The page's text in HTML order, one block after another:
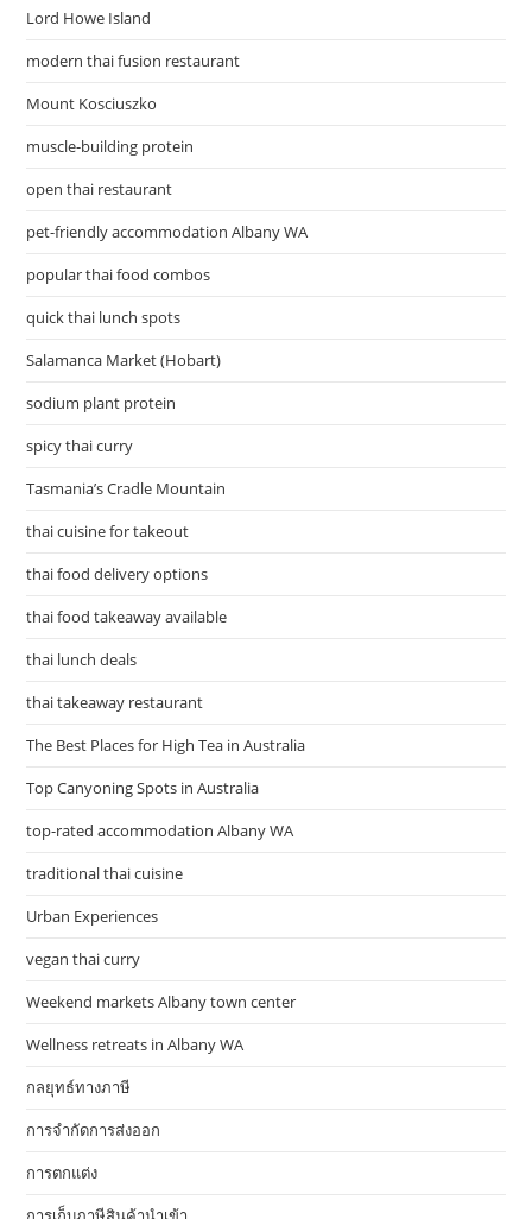
Lord Howe Island
modern thai fusion restaurant
Mount Kosciuszko
muscle-building protein
open thai restaurant
pet-friendly accommodation Albany WA
popular thai food combos
quick thai lunch spots
Salamanca Market (Hobart)
sodium plant protein
spicy thai curry
Tasmania’s Cradle Mountain
thai cuisine for takeout
thai food delivery options
thai food takeaway available
thai lunch deals
thai takeaway restaurant
The Best Places for High Tea in Australia
Top Canyoning Spots in Australia
top-rated accommodation Albany WA
traditional thai cuisine
Urban Experiences
vegan thai curry
Weekend markets Albany town center
Wellness retreats in Albany WA
กลยุทธ์ทางภาษี
การจำกัดการส่งออก
การตกแต่ง